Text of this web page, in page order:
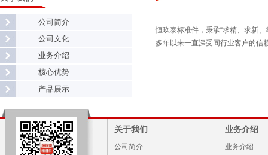
公司简介
公司文化
业务介绍
核心优势
产品展示
恒玖泰标准件， 秉承“求精、求新
多年以来一直深受同行业客户的信
关于我们
公司简介
业务介绍
业务介绍